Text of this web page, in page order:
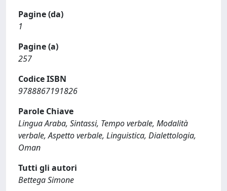
Pagine (da)
1
Pagine (a)
257
Codice ISBN
9788867191826
Parole Chiave
Lingua Araba, Sintassi, Tempo verbale, Modalità
verbale, Aspetto verbale, Linguistica, Dialettologia,
Oman
Tutti gli autori
Bettega Simone